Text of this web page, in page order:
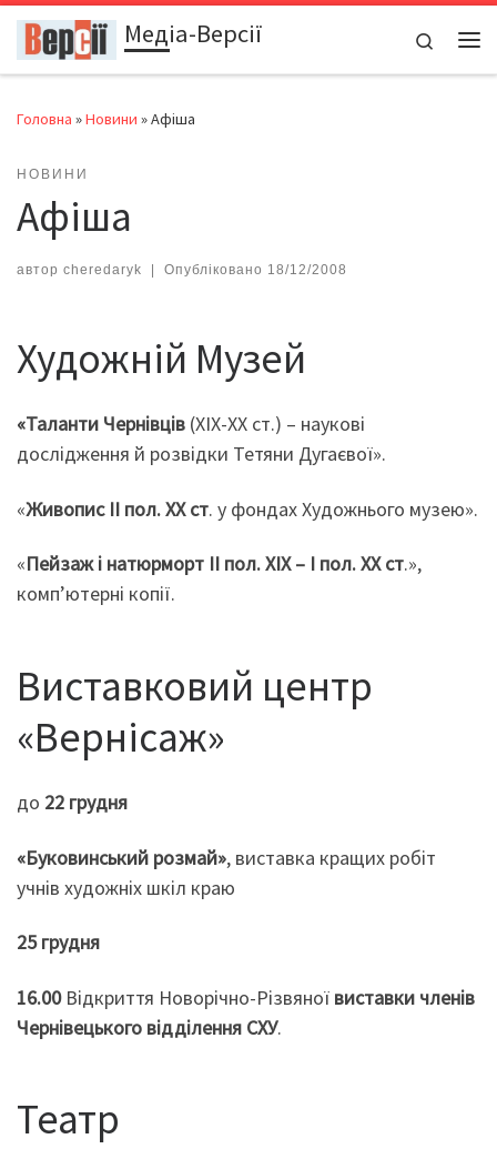
Перейти до вмістуМедіа-Версії
Search
Головна »Новини »Афіша
НОВИНИ
Афіша
автор cheredaryk | Опубліковано 18/12/2008
Художній Музей
«Таланти Чернівців (ХІХ-ХХ ст.) – наукові
дослідження й розвідки Тетяни Дугаєвої».
«Живопис II пол. ХХ ст. у фондах Художнього музею».
«Пейзаж і натюрморт ІІ пол. ХІХ – І пол. ХХ ст.»,
комп’ютерні копії.
Виставковий центр
«Вернісаж»
до 22 грудня
«Буковинський розмай», виставка кращих робіт
учнів художніх шкіл краю
25 грудня
16.00Відкриття Новорічно-Різвяної виставки членів
Чернівецького відділення СХУ.
Театр